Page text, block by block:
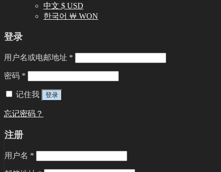
中文 $ USD
한국어 ￦ WON
登录
用户名或电邮地址 *
密码 *
记住我 登录
忘记密码？
注册
用户名 *